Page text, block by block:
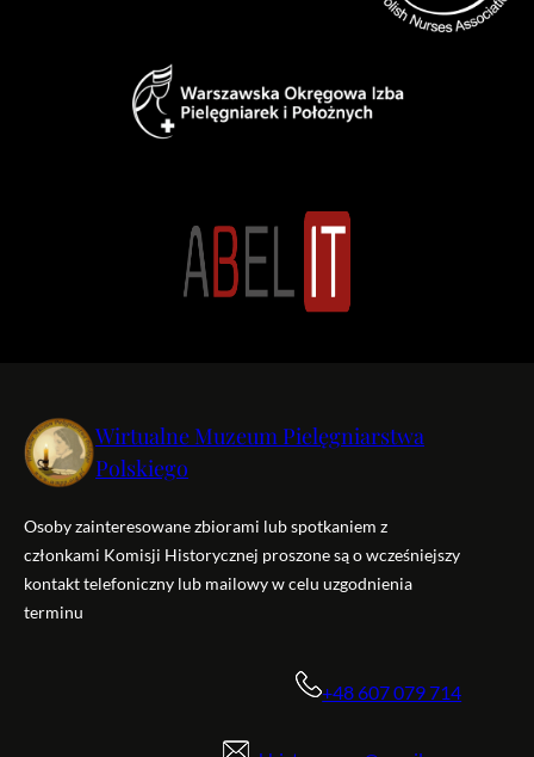
Wirtualne Muzeum Pielęgniarstwa
Polskiego
Osoby zainteresowane zbiorami lub spotkaniem z
członkami Komisji Historycznej proszone są o wcześniejszy
kontakt telefoniczny lub mailowy w celu uzgodnienia
terminu
+48 607 079 714